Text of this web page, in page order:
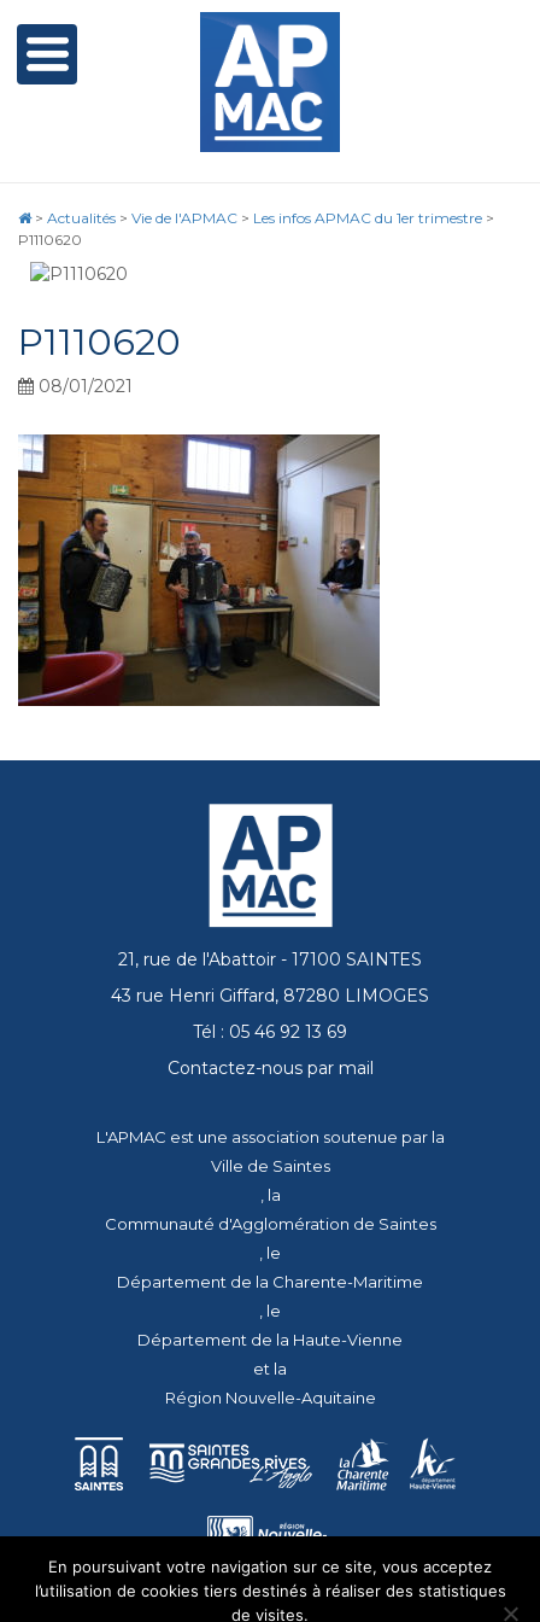
> Actualités > Vie de l'APMAC > Les infos APMAC du 1er trimestre >
P1110620
P1110620
08/01/2021
21, rue de l'Abattoir - 17100 SAINTES
43 rue Henri Giffard, 87280 LIMOGES
Tél : 05 46 92 13 69
Contactez-nous par mail
L'APMAC est une association soutenue par la
Ville de Saintes
, la
Communauté d'Agglomération de Saintes
, le
Département de la Charente-Maritime
, le
Département de la Haute-Vienne
et la
Région Nouvelle-Aquitaine
En poursuivant votre navigation sur ce site, vous acceptez
l’utilisation de cookies tiers destinés à réaliser des statistiques
de visites.